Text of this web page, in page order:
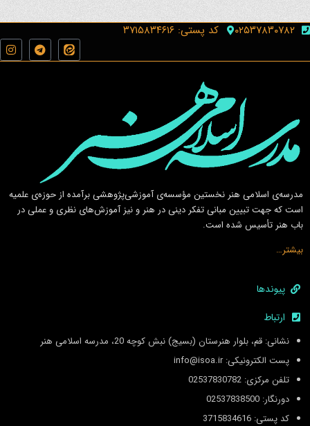
۰۲۵۳۷۸۳۰۷۸۲ کد پستی: ۳۷۱۵۸۳۴۶۱۶
مدرسه‌ی اسلامى هنر نخستين مؤسسه‌ی آموزشى‌پژوهشى برآمده از حوزه‌ی علميه
است كه جهت تبيين مبانى تفكر دينى در هنر و نيز آموزش‌هاى نظرى و عملى در
باب هنر تأسيس شده است.
بیشتر…
پیوندها
ارتباط
نشانی: قم، بلوار هنرستان (بسیج) نبش کوچه 20، مدرسه اسلامی هنر
پست الکترونیکی: info@isoa.ir
تلفن مرکزی: 02537830782
دورنگار: 02537838500
کد پستی: 3715834616